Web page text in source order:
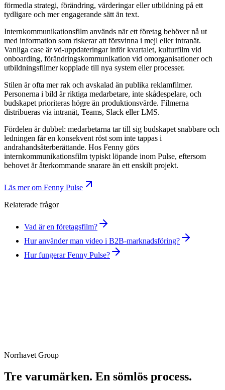
förmedla strategi, förändring, värderingar eller utbildning på ett
tydligare och mer engagerande sätt än text.
Internkommunikationsfilm används när ett företag behöver nå ut
med information som riskerar att försvinna i mejl eller intranät.
Vanliga case är vd-uppdateringar inför kvartalet, kulturfilm vid
onboarding, förändringskommunikation vid omorganisationer och
utbildningsfilmer kopplade till nya system eller processer.
Stilen är ofta mer rak och avskalad än publika reklamfilmer.
Personerna i bild är riktiga medarbetare, inte skådespelare, och
budskapet prioriteras högre än produktionsvärde. Filmerna
distribueras via intranät, Teams, Slack eller LMS.
Fördelen är dubbel: medarbetarna tar till sig budskapet snabbare och
ledningen får en konsekvent röst som inte tappas i
andrahandsåterberättande. Hos Fenny görs
internkommunikationsfilm typiskt löpande inom Pulse, eftersom
behovet är återkommande snarare än ett enskilt projekt.
Läs mer om Fenny Pulse
Relaterade frågor
Vad är en företagsfilm?
Hur använder man video i B2B-marknadsföring?
Hur fungerar Fenny Pulse?
Boka strategimöte
Norrhavet Group
Tre varumärken. En sömlös process.